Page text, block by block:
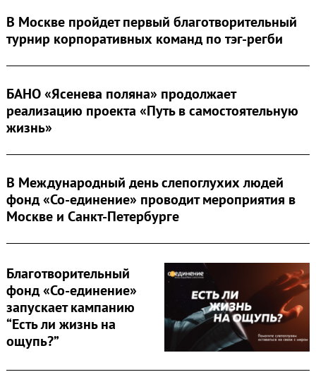
В Москве пройдет первый благотворительный
турнир корпоративных команд по тэг-регби
БАНО «Ясенева поляна» продолжает
реализацию проекта «Путь в самостоятельную
жизнь»
В Международный день слепоглухих людей
фонд «Со-единение» проводит мероприятия в
Москве и Санкт-Петербурге
Благотворительный
фонд «Со-единение»
запускает кампанию
“Есть ли жизнь на
ощупь?”